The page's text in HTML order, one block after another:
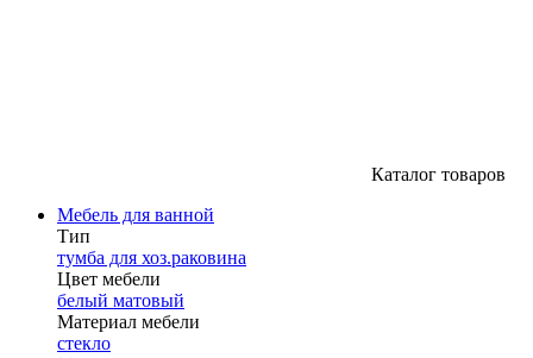
Каталог товаров
Мебель для ванной
Тип
тумба для хоз.раковина
Цвет мебели
белый матовый
Материал мебели
стекло